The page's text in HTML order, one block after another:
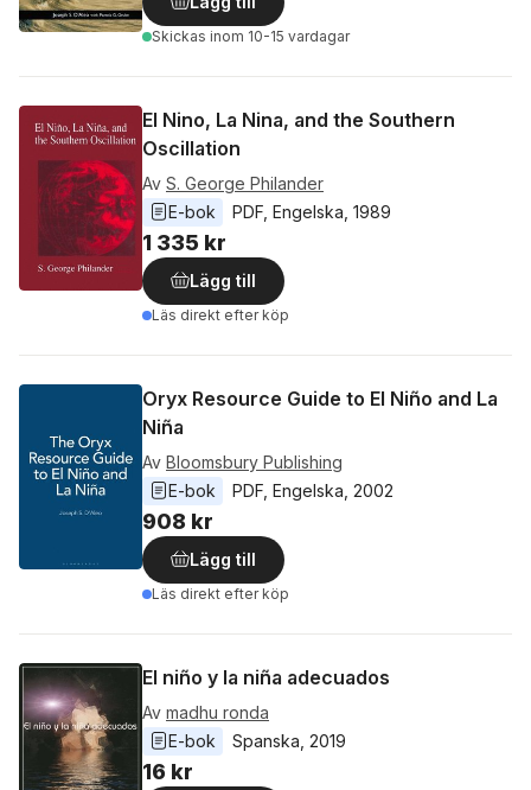
Skickas inom 10-15 vardagar
El Nino, La Nina, and the Southern
Oscillation
Av S. George Philander
E-bok
PDF Engelska 1989
1 335 kr
Lägg till
Läs direkt efter köp
Oryx Resource Guide to El Niño and La
Niña
Av Bloomsbury Publishing
E-bok
PDF Engelska 2002
908 kr
Lägg till
Läs direkt efter köp
El niño y la niña adecuados
Av madhu ronda
E-bok
Spanska 2019
16 kr